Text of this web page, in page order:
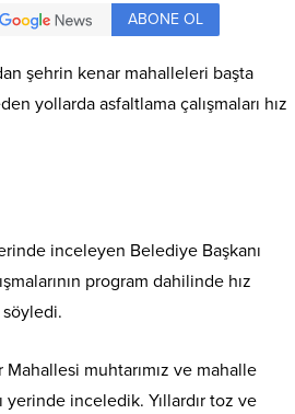
ABONE OL
şehrin kenar mahalleleri başta
yollarda asfaltlama çalışmaları hız
inceleyen Belediye Başkanı
program dahilinde hız
muhtarımız ve mahalle
yerinde inceledik. Yıllardır toz ve